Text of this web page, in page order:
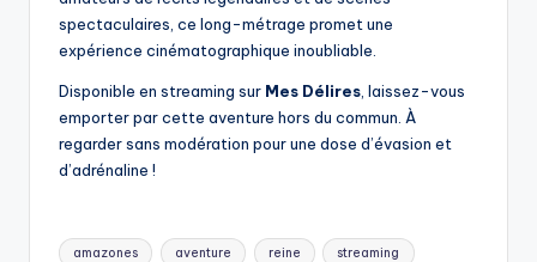
spectaculaires, ce long-métrage promet une
expérience cinématographique inoubliable.
Disponible en streaming sur Mes Délires , laissez-vous
emporter par cette aventure hors du commun. À
regarder sans modération pour une dose d’évasion et
d’adrénaline !
Tags:
amazones aventure reine streaming